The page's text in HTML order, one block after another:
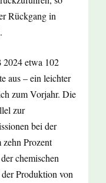
Rückgang in
2024 etwa 102
aus – ein leichter
zum Vorjahr. Die
zur
bei der
Prozent
chemischen
Produktion von